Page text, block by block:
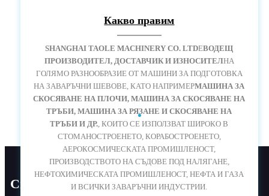
Какво правим
SHANGHAI TAOLE MACHINERY CO. LTDЕВОДЕЩ
ПРОИЗВОДИТЕЛ, ДОСТАВЧИК И ИЗНОСИТЕЛНА
ГОЛЯМО РАЗНООБРАЗИЕ ОТ МАШИНИ ЗА ПОДГОТОВКА
НА ЗАВАРЪЧНИ ШЕВОВЕ, КАТО НАПРИМЕРМАШИНА ЗА
СКОСЯВАНЕ НА ПЛОЧИ, МАШИНА ЗА СКОСЯВАНЕ НА
ТРЪБИ, МАШИНА ЗА РЯЗАНЕ И СКОСЯВАНЕ НА
ТРЪБИ И ДР. , КОИТО СЕ ИЗПОЛЗВАТ ШИРОКО В
СТОМАНОСТРОЕНЕТО, КОРАБОСТРОЕНЕТО,
АЕРОКОСМИЧЕСКАТА ПРОМИШЛЕНОСТ,
ПРОИЗВОДСТВОТО НА СЪДОВЕ ПОД НАЛЯГАНЕ,
НЕФТОХИМИЧЕСКАТА ПРОМИШЛЕНОСТ, НЕФТА И ГАЗА
И ВСИЧКИ ЗАВАРЪЧНИ ИНДУСТРИИ.
МАШИНИ ЗА СКАСИРАНЕ НА ПЛОЧИ И ТРЪБИ
Свържете се с нас